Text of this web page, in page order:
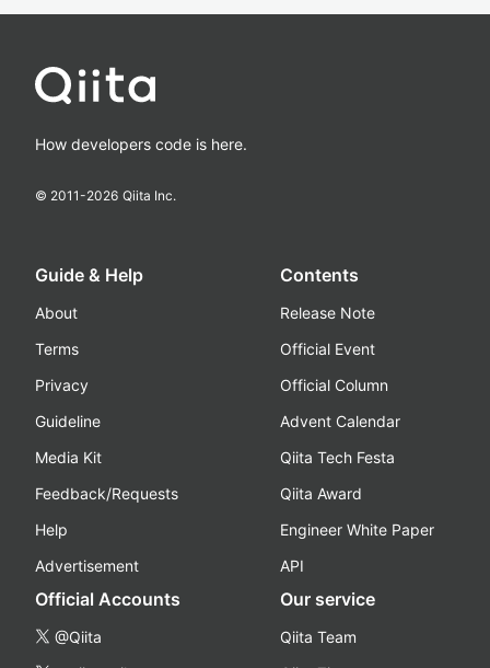
How developers code is here.
© 2011-2026 Qiita Inc.
Guide & Help
About
Terms
Privacy
Guideline
Media Kit
Feedback/Requests
Help
Advertisement
Contents
Release Note
Official Event
Official Column
Advent Calendar
Qiita Tech Festa
Qiita Award
Engineer White Paper
API
Official Accounts
@Qiita
Our service
Qiita Team